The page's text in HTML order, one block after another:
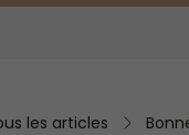
les articles